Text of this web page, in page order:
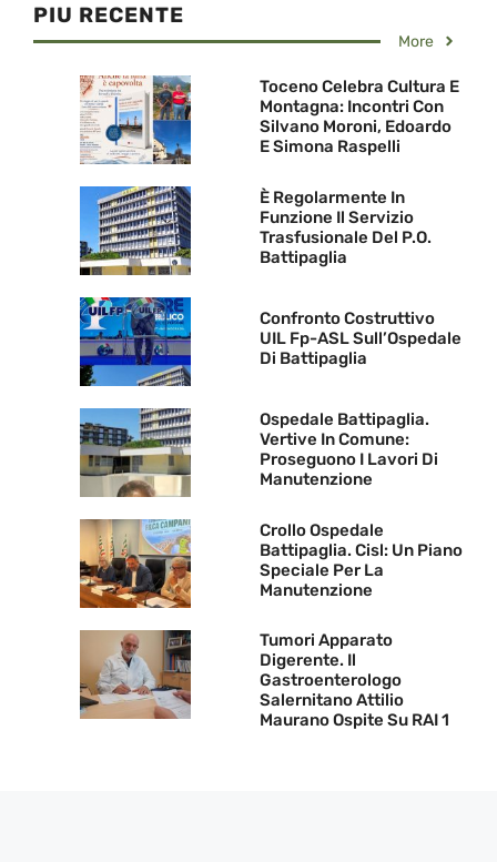
PIU RECENTE
More
Toceno Celebra Cultura E
Montagna: Incontri Con
Silvano Moroni, Edoardo
E Simona Raspelli
È Regolarmente In
Funzione Il Servizio
Trasfusionale Del P.O.
Battipaglia
Confronto Costruttivo
UIL Fp-ASL Sull’Ospedale
Di Battipaglia
Ospedale Battipaglia.
Vertive In Comune:
Proseguono I Lavori Di
Manutenzione
Crollo Ospedale
Battipaglia. Cisl: Un Piano
Speciale Per La
Manutenzione
Tumori Apparato
Digerente. Il
Gastroenterologo
Salernitano Attilio
Maurano Ospite Su RAI 1